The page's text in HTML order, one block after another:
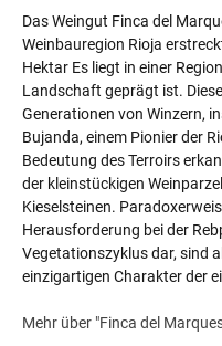
Das Weingut Finca del
Weinbauregion Rioja
Hektar Es liegt in einer
Landschaft geprägt ist.
Generationen von Winzern,
Bujanda, einem Pionier der
Bedeutung des Terroirs
der kleinstückigen
Kieselsteinen.
Herausforderung bei der
Vegetationszyklus dar, sind
einzigartigen Charakter der
Mehr über "Finca del